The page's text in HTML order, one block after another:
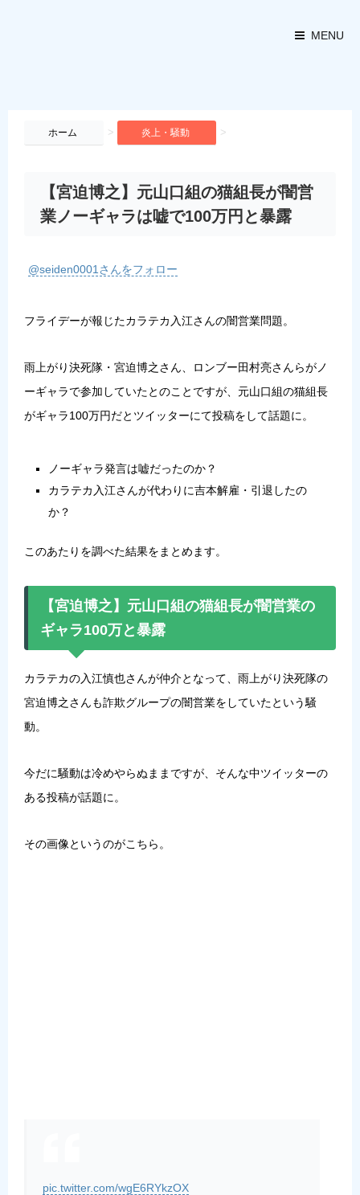
MENU
ホーム > 炎上・騒動 >
【宮迫博之】元山口組の猫組長が闇営
業ノーギャラは嘘で100万円と暴露
@seiden0001さんをフォロー
フライデーが報じたカラテカ入江さんの闇営業問題。
雨上がり決死隊・宮迫博之さん、ロンブー田村亮さんらがノ
ーギャラで参加していたとのことですが、元山口組の猫組長
がギャラ100万円だとツイッターにて投稿をして話題に。
ノーギャラ発言は嘘だったのか？
カラテカ入江さんが代わりに吉本解雇・引退したの
か？
このあたりを調べた結果をまとめます。
【宮迫博之】元山口組の猫組長が闇営業の
ギャラ100万と暴露
カラテカの入江慎也さんが仲介となって、雨上がり決死隊の
宮迫博之さんも詐欺グループの闇営業をしていたという騒
動。
今だに騒動は冷めやらぬままですが、そんな中ツイッターの
ある投稿が話題に。
その画像というのがこちら。
pic.twitter.com/wgE6RYkzOX